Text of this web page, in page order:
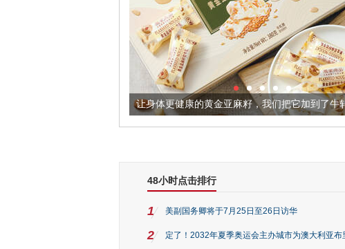
让身体更健康的黄金亚麻籽，我们把它加到了牛
48小时点击排行
1 美副国务卿将于7月25日至26日访华
2 定了！2032年夏季奥运会主办城市为澳大利亚布